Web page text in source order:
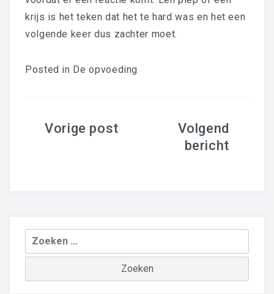
krijs is het teken dat het te hard was en het een
volgende keer dus zachter moet.
Posted in De opvoeding
Bericht
Zoeken
naar: